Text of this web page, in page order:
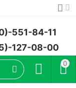
551-84-11
127-08-00
0